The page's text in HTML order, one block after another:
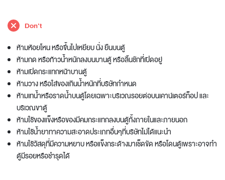
Don't
ห้ามห้อยโหน หรือขึ้นไปเหยียบ นั่ง ยืนบนตู้
ห้ามกด หรือท้าวน้ำหนักลงบนบานตู้ หรือลิ้นชักที่เปิดอยู่
ห้ามเปิดกระแทกหน้าบานตู้
ห้ามวาง หรือใส่ของเกินน้ำหนักที่บริษัทกำหนด
ห้ามเทน้ำหรือราดน้ำบนตู้โดยเฉพาะบริเวณรอยต่อบนเคาน์เตอร์ท็อป และ
บริเวณขาตู้
ห้ามใช้ของแข็งหรือของมีคมกระแทกลงบนตู้ทั้งภายในและภายนอก
ห้ามใช้น้ำยาทาความสะอาดประเภทอื่นๆที่บริษัทไม่ได้แนะนำ
ห้ามใช้วัสดุที่มีความหยาบ หรือแข็งกระด้างมาเช็ดขัด หรือโดนตู้เพราะอาจทำ
ตู้มีรอยหรือชำรุดได้